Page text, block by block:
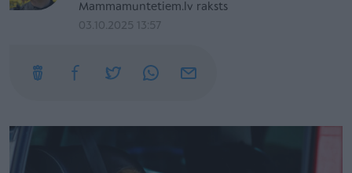
Mammamuntetiem.lv raksts
03.10.2025 13:57